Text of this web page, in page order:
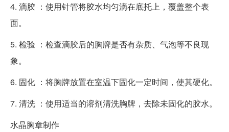
4. 滴胶 ：使用针管将胶水均匀滴在底托上，覆盖整个表
面。
5. 检验 ：检查滴胶后的胸牌是否有杂质、气泡等不良现
象。
6. 固化 ：将胸牌放置在室温下固化一定时间，使其硬化。
7. 清洗 ：使用适当的溶剂清洗胸牌，去除未固化的胶水。
水晶胸章制作